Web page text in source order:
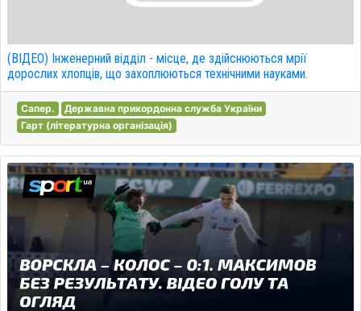
(ВІДЕО) Інженерний відділ - місце, де здійснюються мрії
дорослих хлопців, що захоплюються технічними науками.
Сапер.
Державна прикордонна служба України
Гарт (літературна організація)